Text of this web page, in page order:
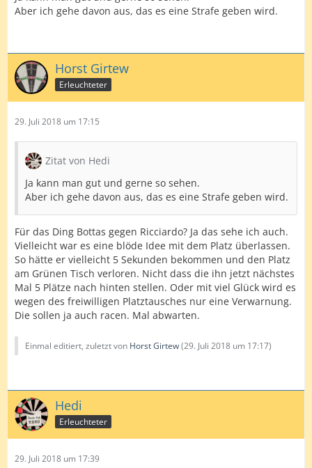
Aber ich gehe davon aus, das es eine Strafe geben wird.
Horst Girtew
Erleuchteter
29. Juli 2018 um 17:15
Zitat von Hedi
Ja kann man gut und gerne so sehen.
Aber ich gehe davon aus, das es eine Strafe geben wird.
Für das Ding Bottas gegen Ricciardo? Ja das sehe ich auch.
Vielleicht war es eine blöde Idee mit dem Platz überlassen.
So hätte er vielleicht 5 Sekunden bekommen und den Platz
am Grünen Tisch verloren. Nicht dass die ihn jetzt nächstes
Mal 5 Plätze nach hinten stellen. Oder mit viel Glück wird es
wegen des freiwilligen Platztausches nur eine Verwarnung.
Die sollen ja auch racen. Mal abwarten.
Einmal editiert, zuletzt von Horst Girtew(29. Juli 2018 um 17:17)
Hedi
Erleuchteter
29. Juli 2018 um 17:39